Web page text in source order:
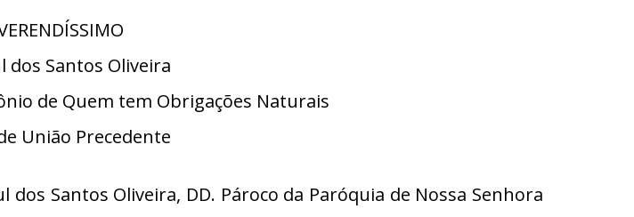
dos Santos Oliveira
de Quem tem Obrigações Naturais
União Precedente
dos Santos Oliveira, DD. Pároco da Paróquia de Nossa Senhora